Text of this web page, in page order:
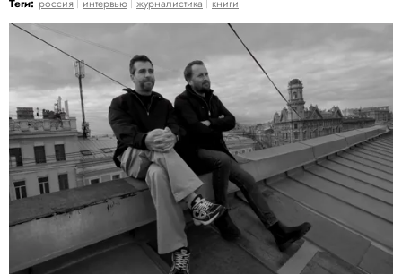
Теги: россия интервью журналистика книги